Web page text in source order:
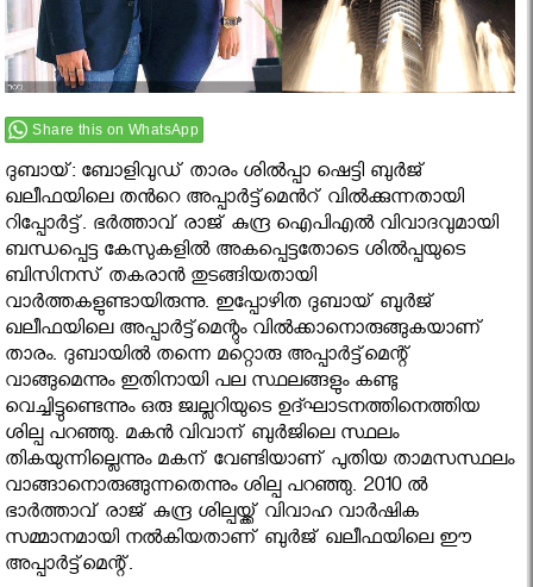
Share this on WhatsApp
ദുബായ്: ബോളിവുഡ് താരം ശിൽപ്പാ ഷെട്ടി ബുർജ്
ഖലീഫയിലെ തൻറെ അപ്പാർട്ട്‌മെൻറ് വിൽക്കുന്നതായി
റിപ്പോർട്ട്. ഭര്‍ത്താവ് രാജ് കുന്ദ്ര ഐപിഎല്‍ വിവാദവുമായി
ബന്ധപ്പെട്ട കേസുകളില്‍ അകപ്പെട്ടതോടെ ശില്‍പ്പയുടെ
ബിസിനസ് തകരാന്‍ തുടങ്ങിയതായി
വാർത്തകളുണ്ടായിരുന്നു. ഇപ്പോഴിത ദുബായ് ബുര്‍ജ്
ഖലീഫയിലെ അപ്പാര്‍ട്ട്‌മെന്റും വിൽക്കാനൊരുങ്ങുകയാണ്
താരം. ദുബായിൽ തന്നെ മറ്റൊരു അപ്പാർട്ട്‌മെന്റ്
വാങ്ങുമെന്നും ഇതിനായി പല സ്ഥലങ്ങളും കണ്ടു
വെച്ചിട്ടുണ്ടെന്നും ഒരു ജ്വല്ലറിയുടെ ഉദ്ഘാടനത്തിനെത്തിയ
ശില്പ പറഞ്ഞു. മകൻ വിവാന് ബുർജിലെ സ്ഥലം
തികയുന്നില്ലെന്നും മകന് വേണ്ടിയാണ് പുതിയ താമസസ്ഥലം
വാങ്ങാനൊരുങ്ങുന്നതെന്നും ശില്പ പറഞ്ഞു. 2010 ല്‍
ഭാർത്താവ് രാജ് കുന്ദ്ര ശില്പയ്ക്ക് വിവാഹ വാർഷിക
സമ്മാനമായി നൽകിയതാണ് ബുര്‍ജ് ഖലീഫയിലെ ഈ
അപ്പാര്‍ട്ട്‌മെന്റ്.